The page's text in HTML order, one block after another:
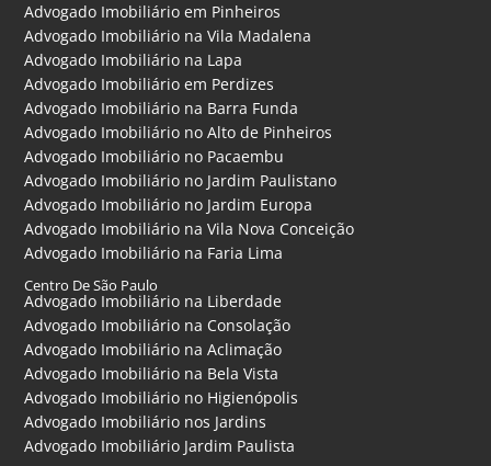
Advogado Imobiliário em Pinheiros
Advogado Imobiliário na Vila Madalena
Advogado Imobiliário na Lapa
Advogado Imobiliário em Perdizes
Advogado Imobiliário na Barra Funda
Advogado Imobiliário no Alto de Pinheiros
Advogado Imobiliário no Pacaembu
Advogado Imobiliário no Jardim Paulistano
Advogado Imobiliário no Jardim Europa
Advogado Imobiliário na Vila Nova Conceição
Advogado Imobiliário na Faria Lima
Centro De São Paulo
Advogado Imobiliário na Liberdade
Advogado Imobiliário na Consolação
Advogado Imobiliário na Aclimação
Advogado Imobiliário na Bela Vista
Advogado Imobiliário no Higienópolis
Advogado Imobiliário nos Jardins
Advogado Imobiliário Jardim Paulista